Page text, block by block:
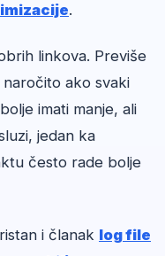
.
linkova. Previše
ako svaki
imati manje, ali
jedan ka
često rade bolje
i članak log file